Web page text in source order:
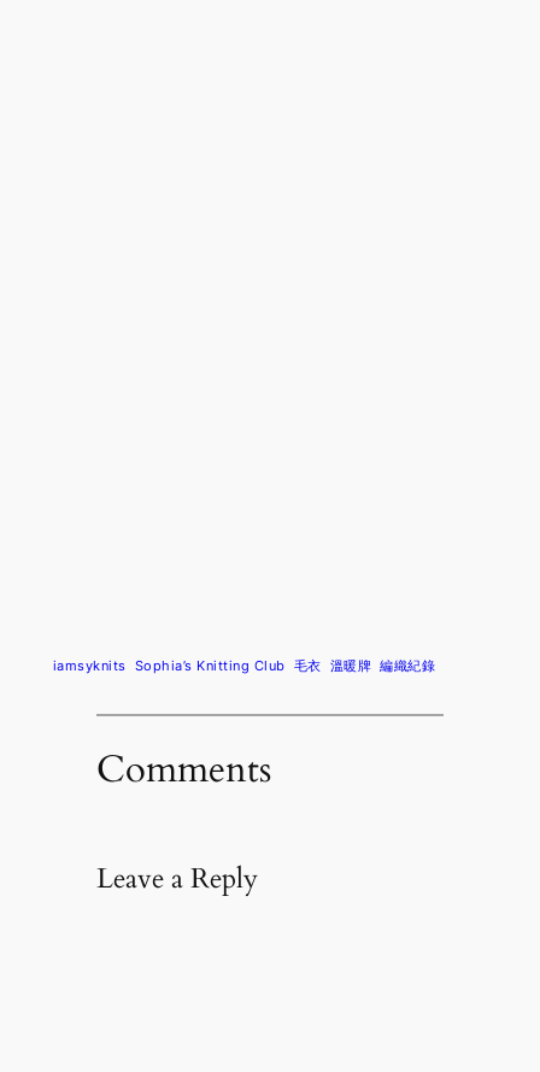
iamsyknits Sophia’s Knitting Club 毛衣 溫暖牌 編織紀錄
Comments
Leave a Reply